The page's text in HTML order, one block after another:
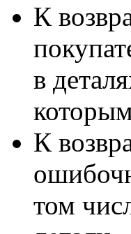
К
в
К
том